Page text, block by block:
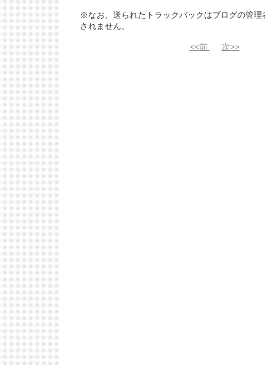
※なお、送られたトラックバックはブログの管理
されません。
<<前 次>>